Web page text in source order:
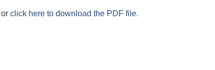
or click here to download the PDF file.